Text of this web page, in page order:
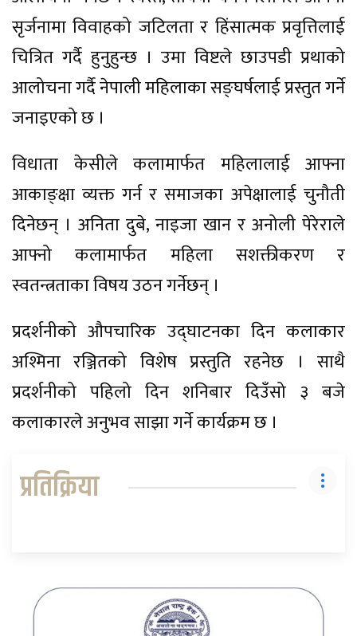
सृर्जनामा विवाहको जटिलता र हिंसात्मक प्रवृत्तिलाई
चित्रित गर्दै हुनुहुन्छ । उमा विष्टले छाउपडी प्रथाको
आलोचना गर्दै नेपाली महिलाका सङ्घर्षलाई प्रस्तुत गर्ने
जनाइएको छ ।
विधाता केसीले कलामार्फत महिलालाई आफ्ना
आकाङ्क्षा व्यक्त गर्न र समाजका अपेक्षालाई चुनौती
दिनेछन् । अनिता दुबे, नाइजा खान र अनोली पेरेराले
आफ्नो कलामार्फत महिला सशक्तीकरण र
स्वतन्त्रताका विषय उठन गर्नेछन् ।
प्रदर्शनीको औपचारिक उद्घाटनका दिन कलाकार
अश्मिना रञ्जितको विशेष प्रस्तुति रहनेछ । साथै
प्रदर्शनीको पहिलो दिन शनिबार दिउँसो ३ बजे
कलाकारले अनुभव साझा गर्ने कार्यक्रम छ ।
प्रतिक्रिया